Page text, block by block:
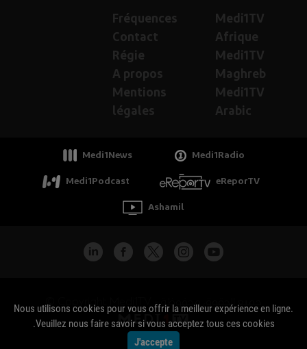
Medi1TV
Afrique
Medi1TV
Maghreb
Medi1TV
Arabic
Fréquences
Contact
Régie
A propos
Mentions
légales
Medi1News Medi1Radio
Medi1Podcast eReporTV
Ashamil
جميع الحقوق محفوظة - Copyright Medi1TV ©
Nous utilisons cookies pour vous offrir la meilleur expérience en ligne.
Veuillez nous faire savoir si vous acceptez tous ces cookies.
J'accepte